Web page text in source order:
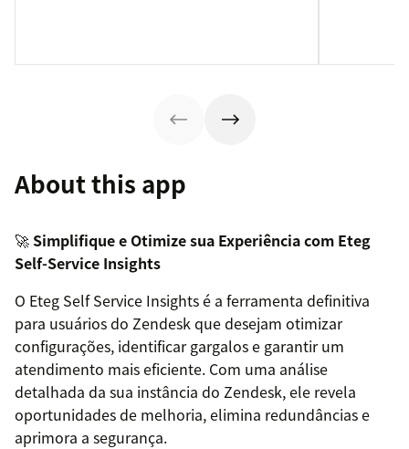
About this app
🚀 Simplifique e Otimize sua Experiência com Eteg
Self-Service Insights
O Eteg Self Service Insights é a ferramenta definitiva
para usuários do Zendesk que desejam otimizar
configurações, identificar gargalos e garantir um
atendimento mais eficiente. Com uma análise
detalhada da sua instância do Zendesk, ele revela
oportunidades de melhoria, elimina redundâncias e
aprimora a segurança.